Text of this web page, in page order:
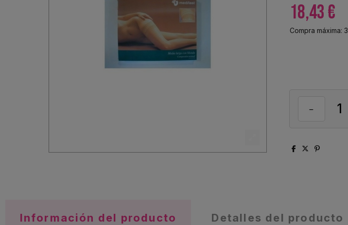
18,43 €
Compra máxima: 3
Información del producto Detalles del producto